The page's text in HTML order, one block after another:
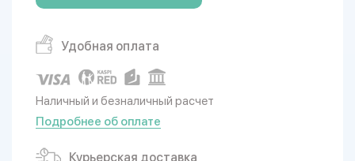
Удобная оплата
Наличный и безналичный расчет
Подробнее об оплате
Курьерская доставка